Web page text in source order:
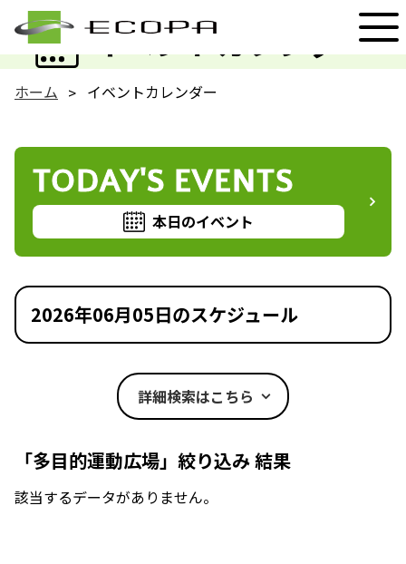
イベントカレンダー
EVENT
ホーム イベントカレンダー
TODAY'S EVENTS
本日のイベント
2026年06月05日のスケジュール
詳細検索はこちら
「多目的運動広場」絞り込み 結果
該当するデータがありません。